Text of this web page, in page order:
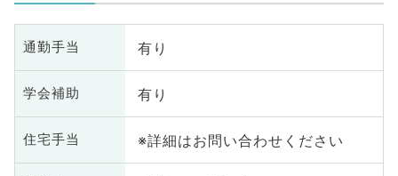
通勤手当 有り
学会補助 有り
住宅手当 ※詳細はお問い合わせください